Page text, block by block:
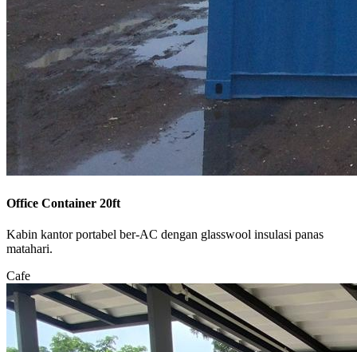
Office Container 20ft
Kabin kantor portabel ber-AC dengan glasswool insulasi panas
matahari.
Cafe